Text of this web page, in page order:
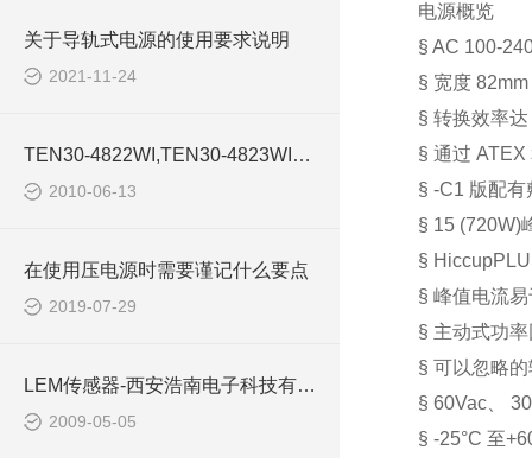
关于导轨式电源的使用要求说明
2021-11-24
TEN30-4822WI,TEN30-4823WI电源模块-西安浩南电子科技
2010-06-13
在使用压电源时需要谨记什么要点
2019-07-29
LEM传感器-西安浩南电子科技有限公司
2009-05-05
电源概览
§ AC 100-
§ 宽度82mm
§ 转换效率达
§ 通过 ATEX
§ -C1 版配有
§ 15 (720W)
§
§ 峰值电流
§ 主动式功
§ 可以忽略
§ 60Vac、
§ -25°C 至